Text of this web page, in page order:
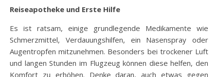
Reiseapotheke und Erste Hilfe
Es ist ratsam, einige grundlegende Medikamente wie
Schmerzmittel, Verdauungshilfen, ein Nasenspray oder
Augentropfen mitzunehmen. Besonders bei trockener Luft
und langen Stunden im Flugzeug können diese helfen, den
Komfort zu erhöhen. Denke daran, auch etwas gegen